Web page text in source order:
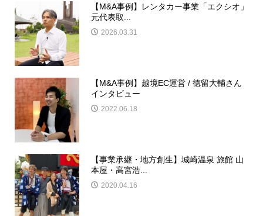
【M&A事例】レンタカー事業「エクシオ」
元代表取...
2026.03.31
【M&A事例】越境EC運営 / 徳留大輔さん
インタビュー
2022.06.18
【事業承継・地方創生】城崎温泉 旅館 山
本屋・高宮浩...
2020.04.16